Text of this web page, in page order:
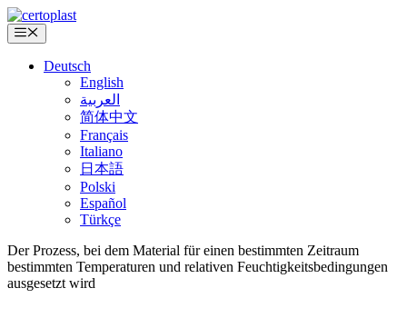
Zum
Inhalt
springen
Menü
Deutsch
English
العربية
简体中文
Français
Italiano
日本語
Polski
Español
Türkçe
Der Prozess, bei dem Material für einen bestimmten Zeitraum
bestimmten Temperaturen und relativen Feuchtigkeitsbedingungen
ausgesetzt wird